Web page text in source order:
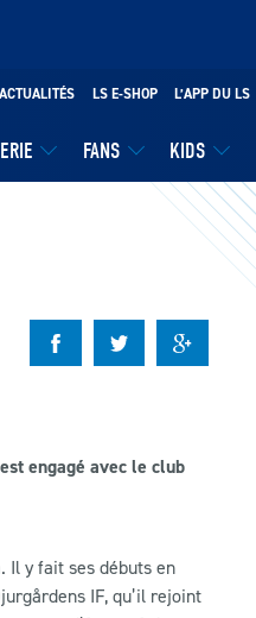
FANS KIDS
ACTUALITÉS LS E-SHOP L’APP DU LS
engagé avec le club
Il y fait ses débuts en
IF, qu’il rejoint